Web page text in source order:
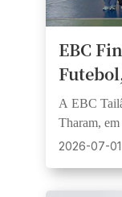
EBC
de
A EBC
Tharam,
futebol e
2026-07-01